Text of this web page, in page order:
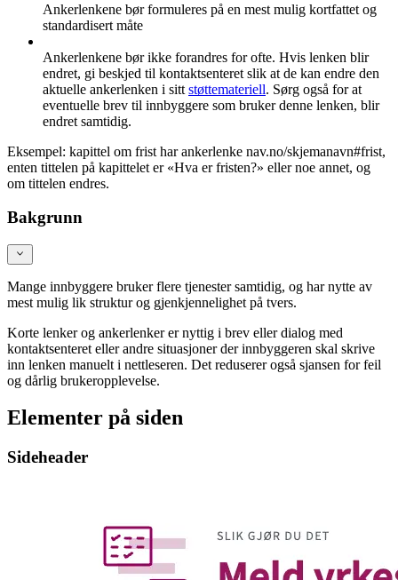
Ankerlenkene bør formuleres på en mest mulig kortfattet og
standardisert måte
Ankerlenkene bør ikke forandres for ofte. Hvis lenken blir
endret, gi beskjed til kontaktsenteret slik at de kan endre den
aktuelle ankerlenken i sitt støttemateriell. Sørg også for at
eventuelle brev til innbyggere som bruker denne lenken, blir
endret samtidig.
Eksempel: kapittel om frist har ankerlenke nav.no/skjemanavn#frist,
enten tittelen på kapittelet er «Hva er fristen?» eller noe annet, og
om tittelen endres.
Bakgrunn
Mange innbyggere bruker flere tjenester samtidig, og har nytte av
mest mulig lik struktur og gjenkjennelighet på tvers.
Korte lenker og ankerlenker er nyttig i brev eller dialog med
kontaktsenteret eller andre situasjoner der innbyggeren skal skrive
inn lenken manuelt i nettleseren. Det reduserer også sjansen for feil
og dårlig brukeropplevelse.
Elementer på siden
Sideheader